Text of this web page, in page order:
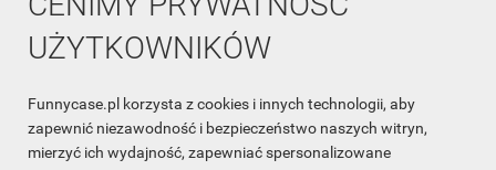
UŻYTKOWNIKÓW
Funnycase.pl korzysta z cookies i innych technologii, aby
zapewnić niezawodność i bezpieczeństwo naszych witryn,
mierzyć ich wydajność, zapewniać spersonalizowane
INFORMACJA O SKLEPIE
INFORMACJE